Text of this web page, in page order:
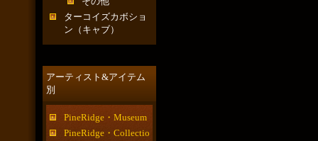
ターコイズカボショ
ン（キャブ）
アーティスト&アイテム
別
PineRidge・Museum
PineRidge・Collectio